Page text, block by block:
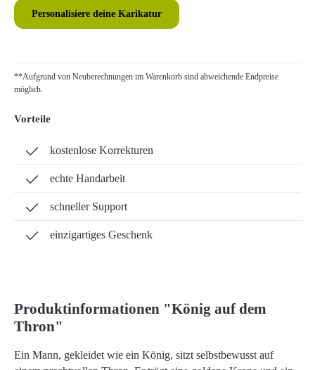
Personalisiere deine Karikatur
**Aufgrund von Neuberechnungen im Warenkorb sind abweichende Endpreise
möglich.
Vorteile
kostenlose Korrekturen
echte Handarbeit
schneller Support
einzigartiges Geschenk
Produktinformationen "König auf dem
Thron"
Ein Mann, gekleidet wie ein König, sitzt selbstbewusst auf